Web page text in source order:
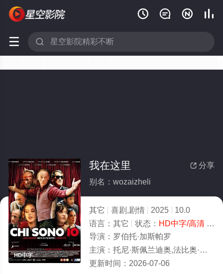
   
 
HD中字
 分享
我在这里
别名：wozaizheli
其它 喜剧,剧情 2025
10.0
语言： 其它 状态： HD中字/高清- 免费在线观看
导演： 罗伯托·加斯帕罗
主演： 托尼·斯佩兰迪奥,法比奥·富尔科,马西米利亚诺·罗西
更新时间： 2026-07-06